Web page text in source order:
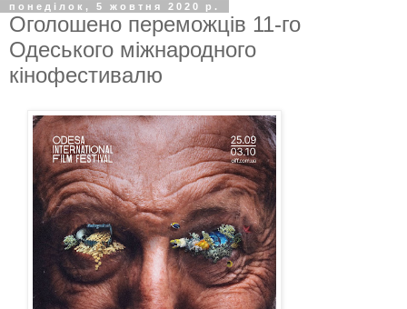
понеділок, 5 жовтня 2020 р.
Оголошено переможців 11-го
Одеського міжнародного
кінофестивалю